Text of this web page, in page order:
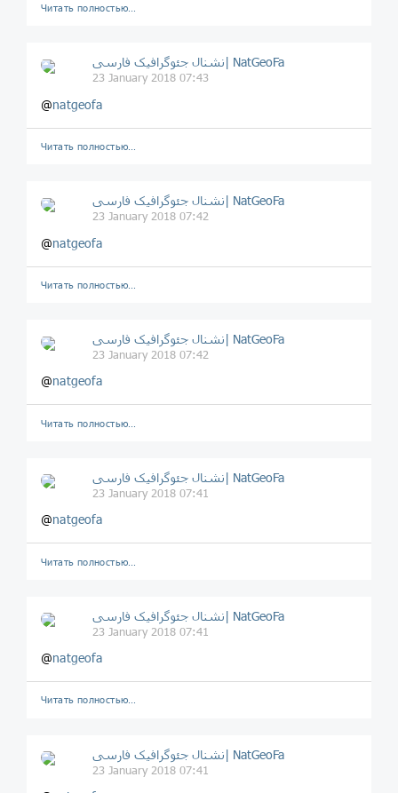
Читать полностью…
نشنال جئوگرافیک فارسی| NatGeoFa
23 January 2018 07:43
@natgeofa
Читать полностью…
نشنال جئوگرافیک فارسی| NatGeoFa
23 January 2018 07:42
@natgeofa
Читать полностью…
نشنال جئوگرافیک فارسی| NatGeoFa
23 January 2018 07:42
@natgeofa
Читать полностью…
نشنال جئوگرافیک فارسی| NatGeoFa
23 January 2018 07:41
@natgeofa
Читать полностью…
نشنال جئوگرافیک فارسی| NatGeoFa
23 January 2018 07:41
@natgeofa
Читать полностью…
نشنال جئوگرافیک فارسی| NatGeoFa
23 January 2018 07:41